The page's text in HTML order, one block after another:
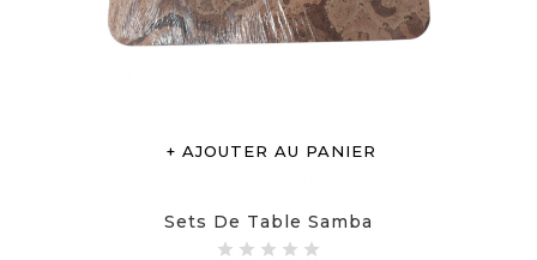
AJOUTER AU PANIER
Sets De Table Samba